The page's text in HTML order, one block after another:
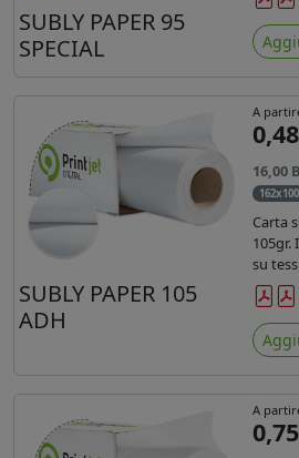
SUBLY PAPER 95
SPECIAL
SUBLY PAPER 105
ADH
A
0,48
16,00
162x100
Carta
105gr.
su
A
0,75